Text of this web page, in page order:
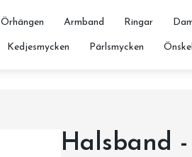
Örhängen Armband Ringar
Kedjesmycken Pärlsmycken
Halsband